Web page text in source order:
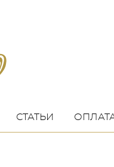
СТАТЬИ